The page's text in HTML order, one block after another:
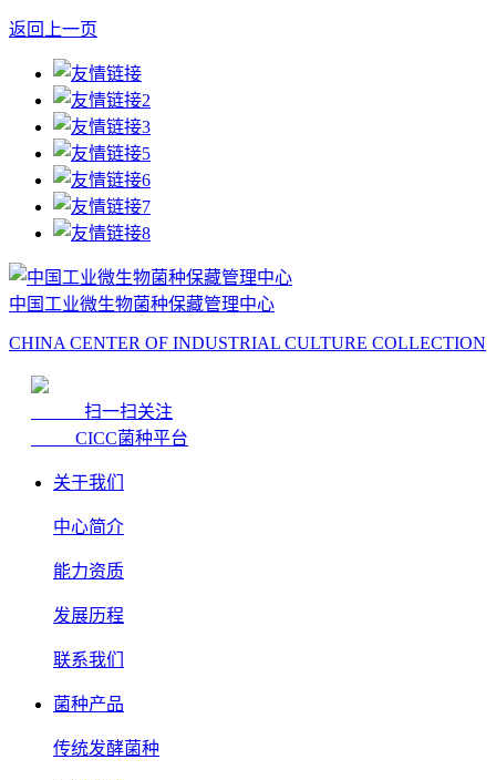
返回上一页
中国工业微生物菌种保藏管理中心
CHINA CENTER OF INDUSTRIAL CULTURE COLLECTION
扫一扫关注
CICC菌种平台
关于我们
中心简介
能力资质
发展历程
联系我们
菌种产品
传统发酵菌种